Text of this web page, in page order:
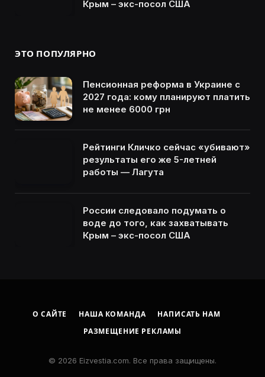
Крым – экс-посол США
ЭТО ПОПУЛЯРНО
Пенсионная реформа в Украине с
2027 года: кому планируют платить
не менее 6000 грн
Рейтинги Кличко сейчас «убивают»
результаты его же 5-летней
работы — Лагута
России следовало подумать о
воде до того, как захватывать
Крым – экс-посол США
О САЙТЕ НАША КОМАНДА
НАПИСАТЬ НАМ
РАЗМЕЩЕНИЕ РЕКЛАМЫ
© 2026 Eizvestia.com. Все права защищены.